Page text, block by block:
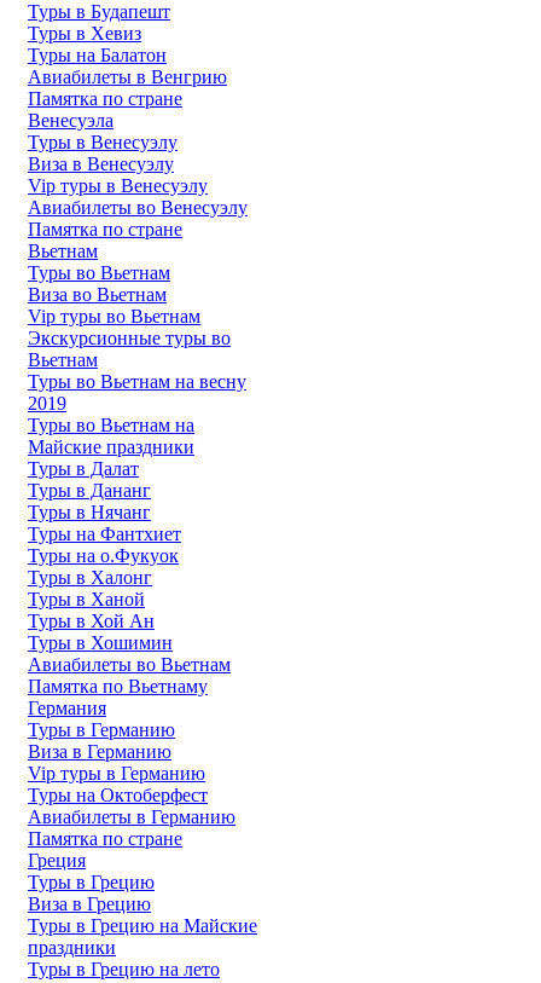
Туры в Будапешт
Туры в Хевиз
Туры на Балатон
Авиабилеты в Венгрию
Памятка по стране
Венесуэла
Туры в Венесуэлу
Виза в Венесуэлу
Vip туры в Венесуэлу
Авиабилеты во Венесуэлу
Памятка по стране
Вьетнам
Туры во Вьетнам
Виза во Вьетнам
Vip туры во Вьетнам
Экскурсионные туры во
Вьетнам
Туры во Вьетнам на весну
2019
Туры во Вьетнам на
Майские праздники
Туры в Далат
Туры в Дананг
Туры в Нячанг
Туры на Фантхиет
Туры на о.Фукуок
Туры в Халонг
Туры в Ханой
Туры в Хой Ан
Туры в Хошимин
Авиабилеты во Вьетнам
Памятка по Вьетнаму
Германия
Туры в Германию
Виза в Германию
Vip туры в Германию
Туры на Октоберфест
Авиабилеты в Германию
Памятка по стране
Греция
Туры в Грецию
Виза в Грецию
Туры в Грецию на Майские
праздники
Туры в Грецию на лето